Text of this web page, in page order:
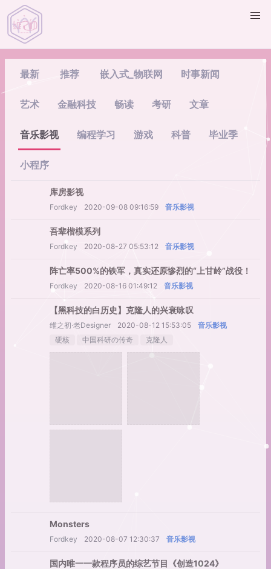
最新 推荐 嵌入式_物联网 时事新闻
艺术 金融科技 畅读 考研 文章
音乐影视 编程学习 游戏 科普 毕业季
小程序
库房影视
Fordkey 2020-09-08 09:16:59 音乐影视
吾辈楷模系列
Fordkey 2020-08-27 05:53:12 音乐影视
阵亡率500%的铁军，真实还原惨烈的“上甘岭”战役！
Fordkey 2020-08-16 01:49:12 音乐影视
【黑科技的白历史】克隆人的兴衰咏叹
维之初·老Designer 2020-08-12 15:53:05
音乐影视
硬核
中国科研の传奇 克隆人
Monsters
Fordkey 2020-08-07 12:30:37 音乐影视
国内唯一一款程序员的综艺节目《创造1024》